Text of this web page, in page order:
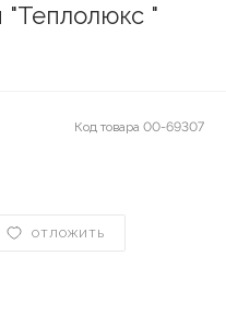
"Теплолюкс "
Код товара 00-69307
ОТЛОЖИТЬ